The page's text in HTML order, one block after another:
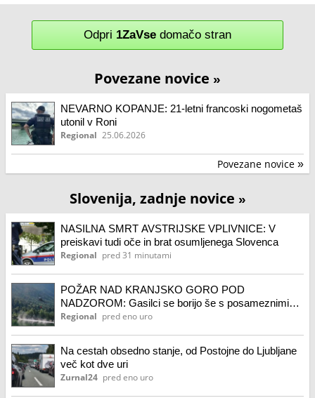
Odpri 1ZaVse domačo stran
Povezane novice »
NEVARNO KOPANJE: 21-letni francoski nogometaš
utonil v Roni
Regional 25.06.2026
Povezane novice »
Slovenija, zadnje novice »
NASILNA SMRT AVSTRIJSKE VPLIVNICE: V
preiskavi tudi oče in brat osumljenega Slovenca
Regional pred 31 minutami
POŽAR NAD KRANJSKO GORO POD
NADZOROM: Gasilci se borijo še s posameznimi
žarišči
Regional pred eno uro
Na cestah obsedno stanje, od Postojne do Ljubljane
več kot dve uri
Zurnal24 pred eno uro